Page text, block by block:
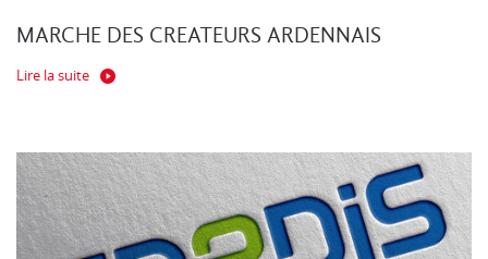
MARCHE DES CREATEURS ARDENNAIS
Lire la suite